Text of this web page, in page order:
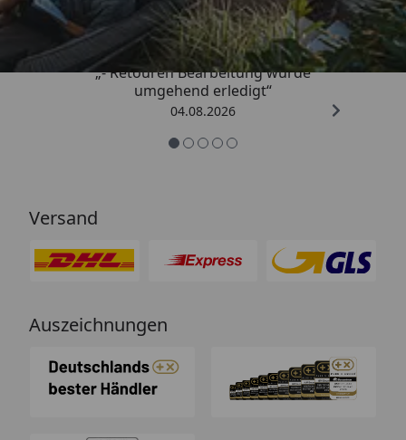
4,81/ 5
„- Retouren Bearbeitung wurde
umgehend erledigt“
04.08.2026
Versand
Auszeichnungen